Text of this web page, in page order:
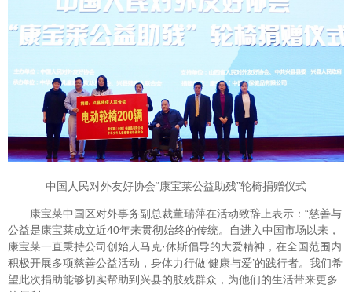
中国人民对外友好协会“康宝莱公益助残”轮椅捐赠仪式
康宝莱中国区对外事务副总裁董瑞萍在活动致辞上表示：“慈善与
公益是康宝莱成立近40年来贯彻始终的传统。自进入中国市场以来，
康宝莱一直秉持公司创始人马克·休斯倡导的大爱精神，在全国范围内
积极开展多项慈善公益活动，身体力行做‘健康与爱’的践行者。我们希
望此次捐助能够切实帮助到兴县的肢残群众，为他们的生活带来更多